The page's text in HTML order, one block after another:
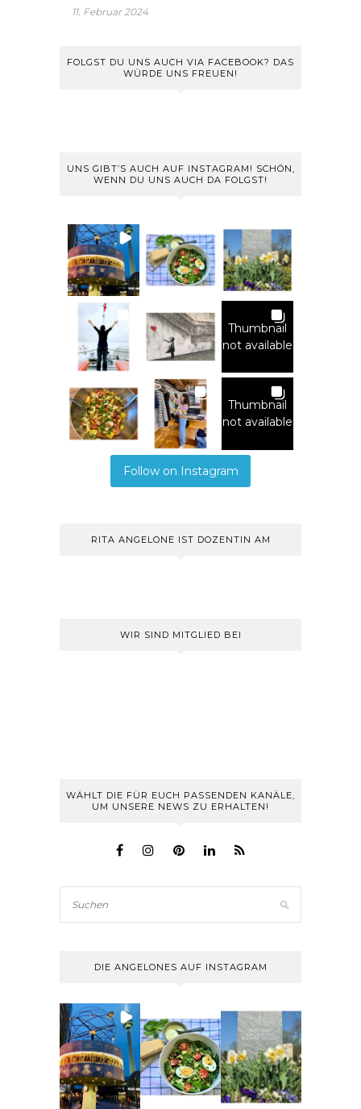
11. Februar 2024
FOLGST DU UNS AUCH VIA FACEBOOK? DAS
WÜRDE UNS FREUEN!
UNS GIBT’S AUCH AUF INSTAGRAM! SCHÖN,
WENN DU UNS AUCH DA FOLGST!
Thumbnail
not available
Thumbnail
not available
Follow on Instagram
RITA ANGELONE IST DOZENTIN AM
WIR SIND MITGLIED BEI
WÄHLT DIE FÜR EUCH PASSENDEN KANÄLE,
UM UNSERE NEWS ZU ERHALTEN!
DIE ANGELONES AUF INSTAGRAM